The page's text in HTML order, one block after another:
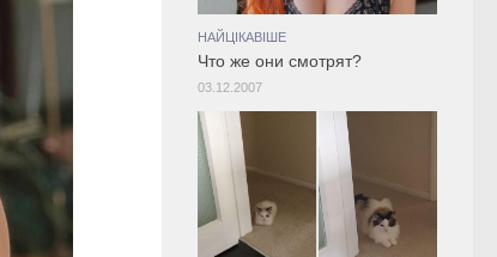
НАЙЦІКАВІШЕ
Что же они смотрят?
03.12.2007